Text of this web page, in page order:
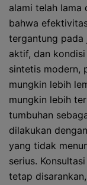
alami telah
bahwa
tergantung pada
aktif, dan
sintetis modern,
mungkin lebih
mungkin lebih
tumbuhan
dilakukan
yang tidak
serius.
tetap